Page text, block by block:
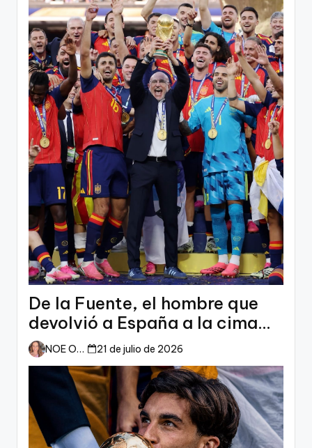
De la Fuente, el hombre que
devolvió a España a la cima
del mundo
NOE ORTIZ 21 de julio de 2026